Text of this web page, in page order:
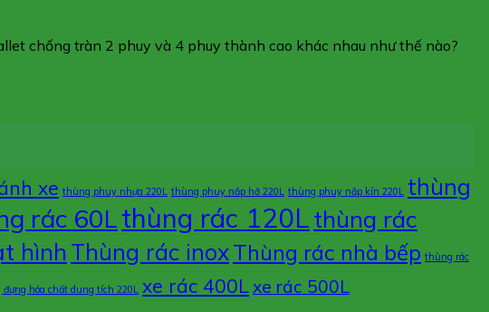
chống tràn 2 phuy và 4 phuy thành cao khác nhau như thế nào?
xe thùng phuy nhựa 220L thùng phuy nắp hở 220L thùng phuy nắp kín 220L thùng
rác 60Lthùng rác 120Lthùng rác
hìnhThùng rác inoxThùng rác nhà bếp thùng rác
hóa chất dung tích 220L xe rác 400Lxe rác 500L